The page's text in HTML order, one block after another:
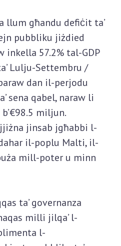
llum għandu defiċit ta’
pubbliku jiżdied
inkella 57.2% tal-GDP
Lulju-Settembru /
dan il-perjodu
sena qabel, naraw li
miljun.
jinsab jgħabbi l-
il-poplu Malti, il-
mill-poter u minn
ta’ governanza
milli jilqa’ l-
l-